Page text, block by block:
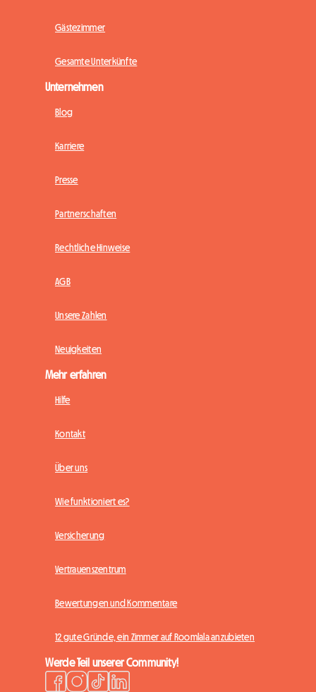
Gästezimmer
Gesamte Unterkünfte
Unternehmen
Blog
Karriere
Presse
Partnerschaften
Rechtliche Hinweise
AGB
Unsere Zahlen
Neuigkeiten
Mehr erfahren
Hilfe
Kontakt
Über uns
Wie funktioniert es?
Versicherung
Vertrauenszentrum
Bewertungen und Kommentare
12 gute Gründe, ein Zimmer auf Roomlala anzubieten
Werde Teil unserer Community!